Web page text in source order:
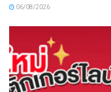
06/08/2026